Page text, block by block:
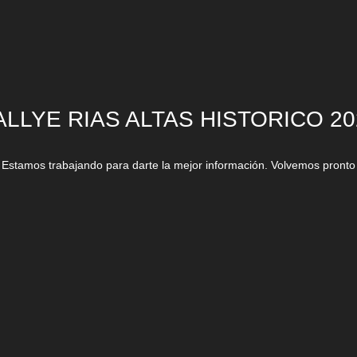
RIAS ALTAS HISTORICO
Estamos trabajando para darte la mejor información. Volvemos pronto